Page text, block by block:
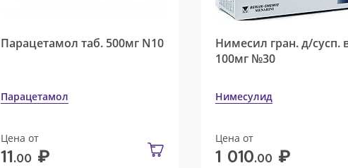
Парацетамол таб. 500мг N10
Парацетамол
Цена от
11.00 ₽
Нимесил гран. д/сусп.
100мг №30
Нимесулид
Цена от
1 010.00 ₽